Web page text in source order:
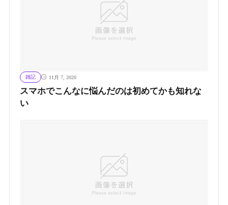
雑記 11月 7, 2020
スマホでこんなに悩んだのは初めてかも知れな
い